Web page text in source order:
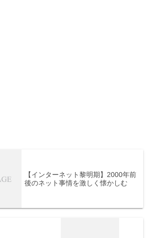
【インターネット黎明期】2000年前
後のネット事情を激しく懐かしむ